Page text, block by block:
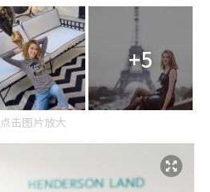
+5
点击图片放大